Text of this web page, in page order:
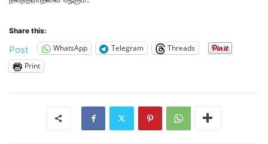
Share this:
Post WhatsApp Telegram
Threads
Print